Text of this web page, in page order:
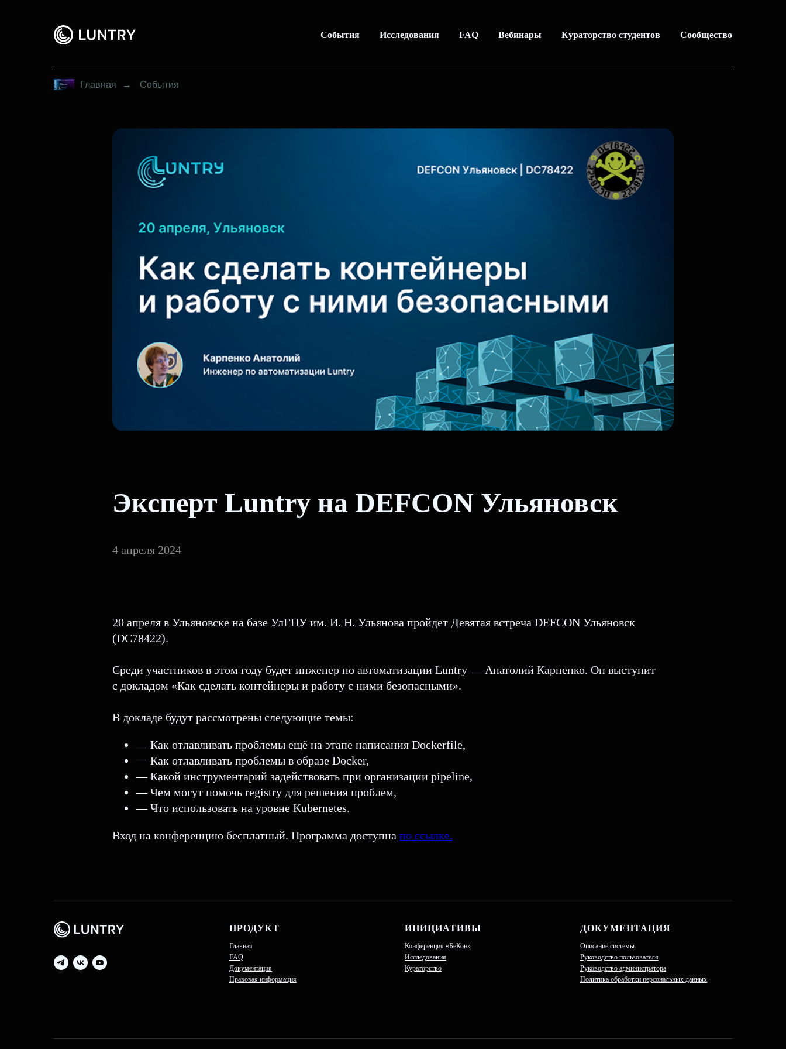
События Исследования FAQ Вебинары Кураторство студентов Сообщество
Главная → События
Эксперт Luntry на DEFCON Ульяновск
4 апреля 2024
20 апреля в Ульяновске на базе УлГПУ им. И. Н. Ульянова пройдет Девятая встреча DEFCON Ульяновск
(DC78422).
Среди участников в этом году будет инженер по автоматизации Luntry — Анатолий Карпенко. Он выступит
с докладом «Как сделать контейнеры и работу с ними безопасными».
В докладе будут рассмотрены следующие темы:
— Как отлавливать проблемы ещё на этапе написания Dockerfile,
— Как отлавливать проблемы в образе Docker,
— Какой инструментарий задействовать при организации pipeline,
— Чем могут помочь registry для решения проблем,
— Что использовать на уровне Kubernetes.
Вход на конференцию бесплатный. Программа доступна по ссылке.
ПРОДУКТ
Главная
FAQ
Документация
Правовая информация
ИНИЦИАТИВЫ
Конференция «БеКон»
Исследования
Кураторство
ДОКУМЕНТАЦИЯ
Описание системы
Руководство пользователя
Руководство администратора
Политика обработки персональных данных